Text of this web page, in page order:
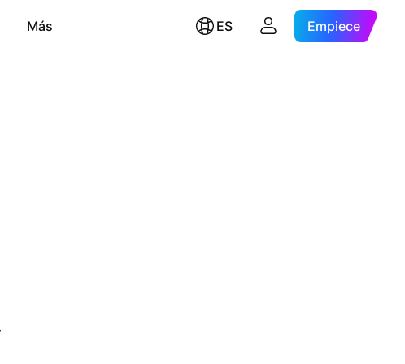
Más ES Empiece